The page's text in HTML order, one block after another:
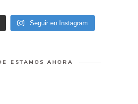
Seguir en Instagram
ESTAMOS AHORA